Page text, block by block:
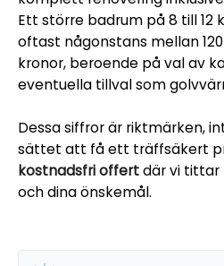
Ett större badrum på 8 till
oftast någonstans mellan 120
kronor, beroende på val av
eventuella tillval som
Dessa siffror är riktmärken,
sättet att få ett träffsäkert
kostnadsfri offertdär vi tittar
och dina önskemål.